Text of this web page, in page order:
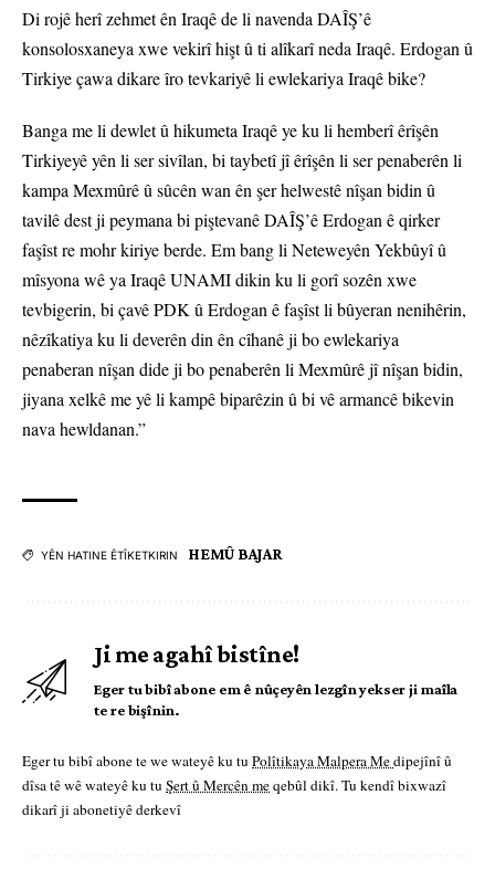
Di rojê herî zehmet ên Iraqê de li navenda DAÎŞ’ê
konsolosxaneya xwe vekirî hişt û ti alîkarî neda Iraqê. Erdogan û
Tirkiye çawa dikare îro tevkariyê li ewlekariya Iraqê bike?
Banga me li dewlet û hikumeta Iraqê ye ku li hemberî êrîşên
Tirkiyeyê yên li ser sivîlan, bi taybetî jî êrîşên li ser penaberên li
kampa Mexmûrê û sûcên wan ên şer helwestê nîşan bidin û
tavilê dest ji peymana bi piştevanê DAÎŞ’ê Erdogan ê qirker
faşîst re mohr kiriye berde. Em bang li Neteweyên Yekbûyî û
mîsyona wê ya Iraqê UNAMI dikin ku li gorî sozên xwe
tevbigerin, bi çavê PDK û Erdogan ê faşîst li bûyeran nenihêrin,
nêzîkatiya ku li deverên din ên cîhanê ji bo ewlekariya
penaberan nîşan dide ji bo penaberên li Mexmûrê jî nîşan bidin,
jiyana xelkê me yê li kampê biparêzin û bi vê armancê bikevin
nava hewldanan.”
YÊN HATINE ÊTÎKETKIRIN HEMÛ BAJAR
Ji me agahî bistîne!
Eger tu bibî abone em ê nûçeyên lezgîn yekser ji maîla
te re bişînin.
Eger tu bibî abone te we wateyê ku tu Polîtikaya Malpera Medipejînî û
dîsa tê wê wateyê ku tu Şert û Mercên meqebûl dikî. Tu kendî bixwazî
dikarî ji abonetiyê derkevî